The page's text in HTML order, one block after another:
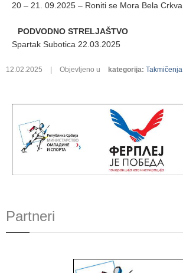
20 – 21. 09.2025 – Roniti se Mora Bela Crkva
PODVODNO STRELJAŠTVO
Spartak Subotica 22.03.2025
12.02.2025 Objevljeno u kategorija: Takmičenja
Partneri